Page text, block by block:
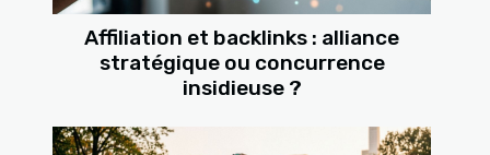
Affiliation et backlinks : alliance
stratégique ou concurrence
insidieuse ?